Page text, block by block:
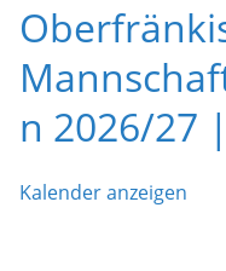
n 2026/27
Kalender anzeigen